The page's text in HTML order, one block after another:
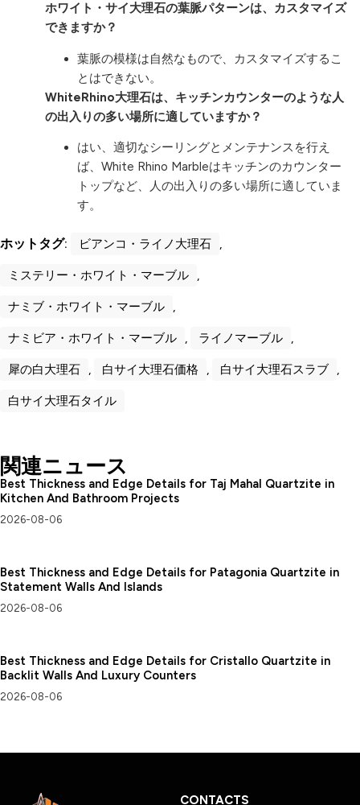
ホワイト・サイ大理石の葉脈パターンは、カスタマイズ
できますか？
葉脈の模様は自然なもので、カスタマイズするこ
とはできない。
WhiteRhino大理石は、キッチンカウンターのような人
の出入りの多い場所に適していますか？
はい、適切なシーリングとメンテナンスを行え
ば、White Rhino Marbleはキッチンのカウンター
トップなど、人の出入りの多い場所に適していま
す。
ホットタグ: ビアンコ・ライノ大理石 ,
ミステリー・ホワイト・マーブル ,
ナミブ・ホワイト・マーブル ,
ナミビア・ホワイト・マーブル , ライノマーブル ,
犀の白大理石 , 白サイ大理石価格 , 白サイ大理石スラブ ,
白サイ大理石タイル
関連ニュース
Best Thickness and Edge Details for Taj Mahal Quartzite in
Kitchen And Bathroom Projects
2026-08-06
Best Thickness and Edge Details for Patagonia Quartzite in
Statement Walls And Islands
2026-08-06
Best Thickness and Edge Details for Cristallo Quartzite in
Backlit Walls And Luxury Counters
2026-08-06
CONTACTS